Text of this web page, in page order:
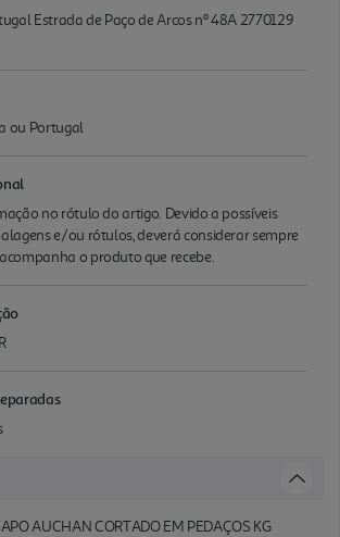
Estrada de Paço de Arcos nº 48A 2770129
ou Portugal
no rótulo do artigo. Devido a possíveis
e/ou rótulos, deverá considerar sempre
o produto que recebe.
AUCHAN CORTADO EM PEDAÇOS KG